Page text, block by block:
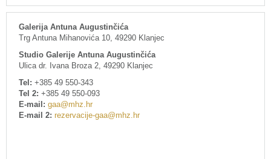
Galerija Antuna Augustinčića
Trg Antuna Mihanovića 10, 49290 Klanjec
Studio Galerije Antuna Augustinčića
Ulica dr. Ivana Broza 2, 49290 Klanjec
Tel: +385 49 550-343
Tel 2: +385 49 550-093
E-mail: gaa@mhz.hr
E-mail 2: rezervacije-gaa@mhz.hr